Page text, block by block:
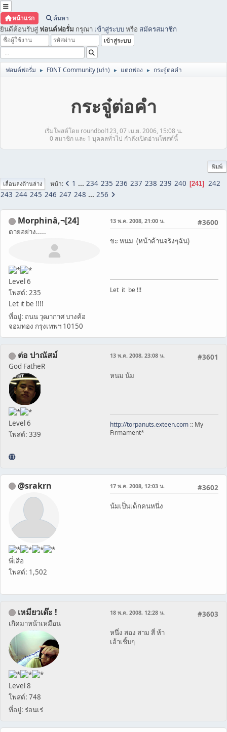
หน้าแรก ค้นหา
ยินดีต้อนรับสู่ ฟอนต์ฟอรั่ม กรุณา เข้าสู่ระบบหรือ สมัครสมาชิก
ฟอนต์ฟอรั่ม ► F0NT Community (เก่า) ► แตกฟอง ► กระจู๋ต่อคำ
กระจู๋ต่อคำ
เริ่มโพสต์โดย roundbol123, 07 เม.ย. 2006, 15:08 น.
0 สมาชิก และ 1 บุคคลทั่วไป กำลังเปิดอ่านโพสต์นี้
พิมพ์
เลื่อนลงด้านล่าง หน้า 1 ... 234 235 236 237 238 239 240 241
242
243 244 245 246 247 248 ... 256
Morphinâ‚¬[24]
ตายอย่าง.....
Level 6
โพสต์: 235
Let it be !!!!
ที่อยู่: ถนน วุฒากาศ บางค้อ
จอมทอง กรุงเทพฯ 10150
#3600
13 พ.ค. 2008, 21:00 น.
ขะ หนม (หน้าด้านจริงๆฉัน)
Let it be !!!
ต่อ ปาณัสม์
God FatheR
Level 6
โพสต์: 339
#3601
13 พ.ค. 2008, 23:08 น.
หนม น้ม
http://torpanuts.exteen.com :: My
Firmament*
@srakrn
พี่เสือ
โพสต์: 1,502
#3602
17 พ.ค. 2008, 12:03 น.
น้มเป็นเด็กคนหนึ่ง
เหมียวเด๊ะ !
เกิดมาหน้าเหมือน
Level 8
โพสต์: 748
ที่อยู่: ร่อนเร่
#3603
18 พ.ค. 2008, 12:28 น.
หนึ่ง สอง สาม สี่ ห้า
เอ้าเชิ้บๆ